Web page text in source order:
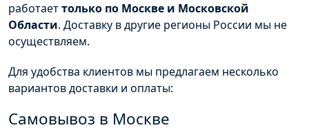
работаеттолько по Москве и Московской
Области. Доставку в другие регионы России мы не
осуществляем.
Для удобства клиентов мы предлагаем несколько
вариантов доставки и оплаты:
Самовывоз в Москве